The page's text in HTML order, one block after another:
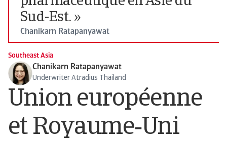
Sud-Est. »
Chanikarn Ratapanyawat
Southeast Asia
Chanikarn Ratapanyawat
Underwriter Atradius Thailand
Union européenne
et Royaume‑Uni